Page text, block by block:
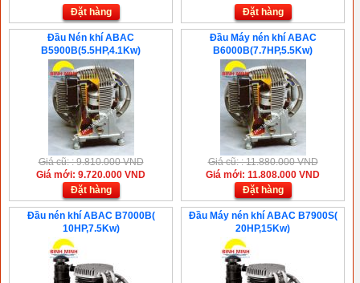
Đặt hàng
Đặt hàng
Đầu Nén khí ABAC
B5900B(5.5HP,4.1Kw)
Giá cũ: : 9.810.000 VND
Giá mới: 9.720.000 VND
Đặt hàng
Đầu Máy nén khí ABAC
B6000B(7.7HP,5.5Kw)
Giá cũ: : 11.880.000 VND
Giá mới: 11.808.000 VND
Đặt hàng
Đầu nén khí ABAC B7000B(
10HP,7.5Kw)
Đầu Máy nén khí ABAC B7900S(
20HP,15Kw)